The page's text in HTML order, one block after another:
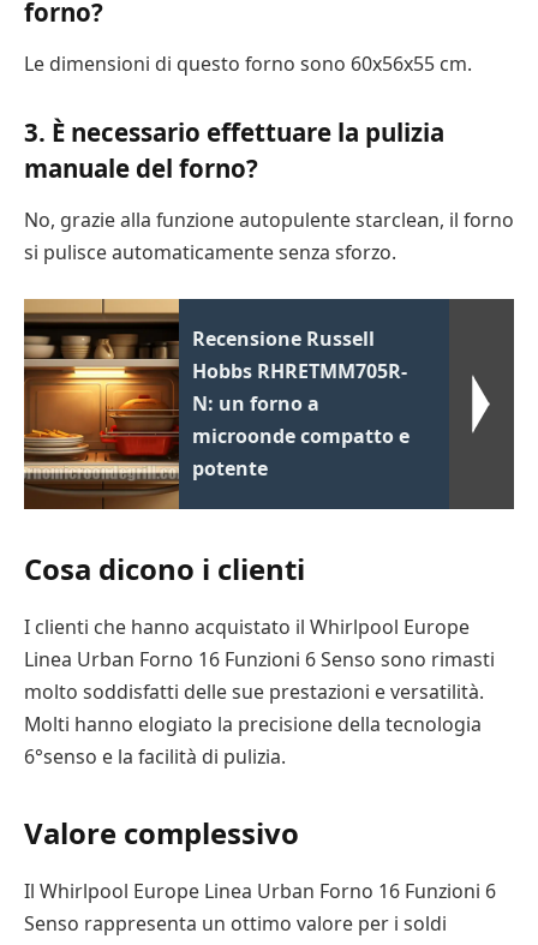
forno?
Le dimensioni di questo forno sono 60x56x55 cm.
3. È necessario effettuare la pulizia
manuale del forno?
No, grazie alla funzione autopulente starclean, il forno
si pulisce automaticamente senza sforzo.
Recensione Russell
Hobbs RHRETMM705R-
N: un forno a
microonde compatto e
potente
Cosa dicono i clienti
I clienti che hanno acquistato il Whirlpool Europe
Linea Urban Forno 16 Funzioni 6 Senso sono rimasti
molto soddisfatti delle sue prestazioni e versatilità.
Molti hanno elogiato la precisione della tecnologia
6°senso e la facilità di pulizia.
Valore complessivo
Il Whirlpool Europe Linea Urban Forno 16 Funzioni 6
Senso rappresenta un ottimo valore per i soldi